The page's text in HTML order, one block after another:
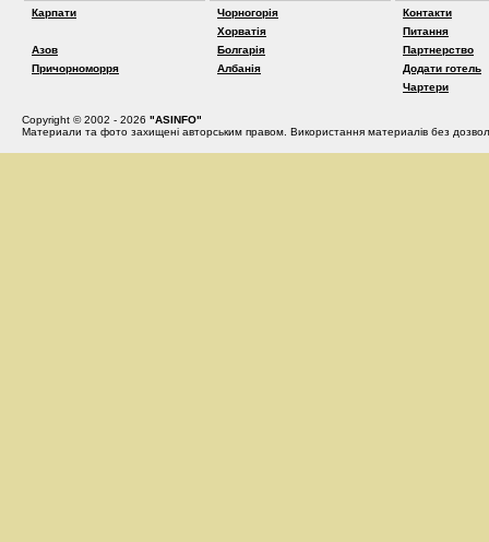
Карпати
Азов
Причорноморря
Чорногорія
Хорватія
Болгарія
Албанія
Контакти
Питання
Партнерство
Додати готель
Чартери
Copyright © 2002 - 2026 "ASINFO"
Материали та фото захищені авторським правом. Використання материалів без